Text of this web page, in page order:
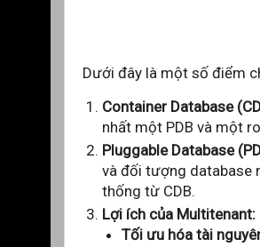
Dưới đây là một số điểm
Container Database
nhất một PDB và một
Pluggable Database
và đối tượng database
thống từ CDB.
Lợi ích của Multitenant:
Tối ưu hóa tài